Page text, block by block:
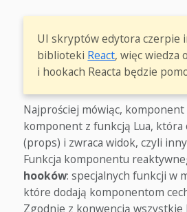
UI skryptów edytora czerpie
biblioteki React, więc wiedza
i hookach Reacta będzie
Najprościej mówiąc,
komponent z funkcją Lua, która
(props) i zwraca widok, czyli
Funkcja komponentu
hooków: specjalnych funkcji w
które dodają komponentom
Zgodnie z konwencją wszystkie